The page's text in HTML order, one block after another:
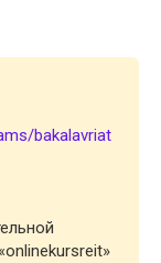
bakalavriat